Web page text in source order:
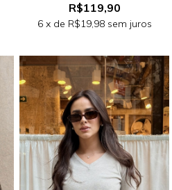
R$119,90
6x de R$19,98sem juros